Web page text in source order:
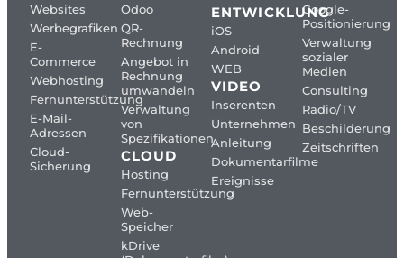
Websites
Werbegrafiken
E-
Commerce
Webhosting
Fernunterstützung
E-Mail-
Adressen
Cloud-
Sicherung
Odoo
QR-
Rechnung
Angebot in
Rechnung
umwandeln
Verwaltung
von
Spezifikationen
CLOUD
Hosting
Fernunterstützung
Web-
Speicher
kDrive
ENTWICKLUNG
iOS
Android
WEB
VIDEO
Inserenten
Unternehmen
Anleitung
Dokumentarfilme
Ereignisse
Google-
Positionierung
Verwaltung
sozialer
Medien
Consulting
Radio/TV
Beschilderung
Zeitschriften